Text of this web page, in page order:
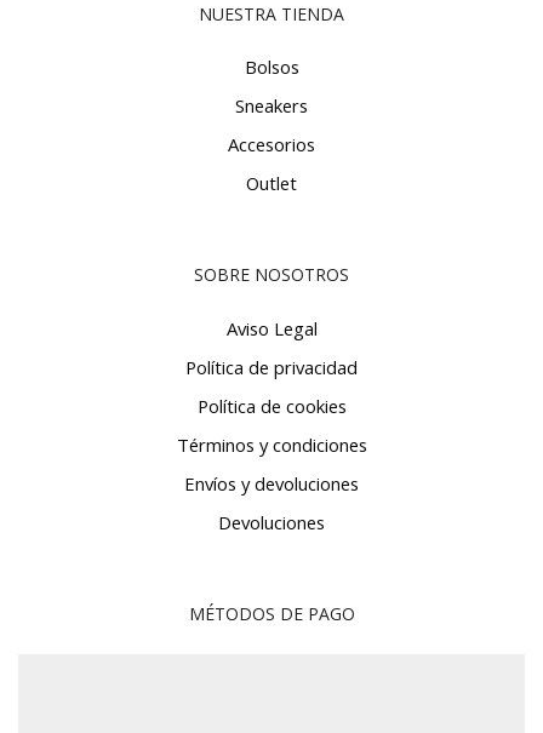
NUESTRA TIENDA
Bolsos
Sneakers
Accesorios
Outlet
SOBRE NOSOTROS
Aviso Legal
Política de privacidad
Política de cookies
Términos y condiciones
Envíos y devoluciones
Devoluciones
MÉTODOS DE PAGO